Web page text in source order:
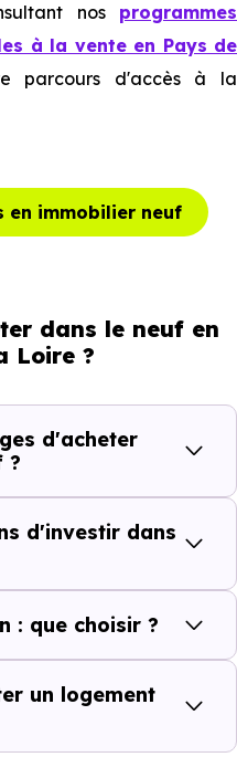
nos programmes
à la vente en Pays de
parcours d'accès à la
en immobilier neuf
dans le neuf en
Loire ?
d'acheter
?
d'investir dans
: que choisir ?
un logement